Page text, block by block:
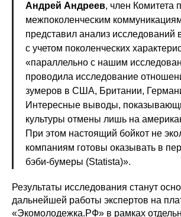
Андрей Андреев, член Комитета
межпоколенческим
представил анализ исследований
с учетом поколенческих
«параллельно с нашим
проводила исследование
зумеров в США, Британии,
Интересные выводы,
культуры отмены лишь на
При этом настоящий бойкот не
компаниям готовы оказывать в
бэби-бумеры (Statista)».
Результаты исследования станут
дальнейшей работы экспертов на
«Экомолодежка.РФ» в рамках